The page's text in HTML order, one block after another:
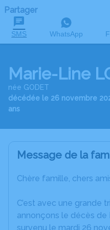
Partager
SMS WhatsApp
Marie-Line
née GODET
décédée le 26 novembre
ans
Message de la
Chère famille, chers
C’est avec une grande
annonçons le décès de
survenu le mardi 26